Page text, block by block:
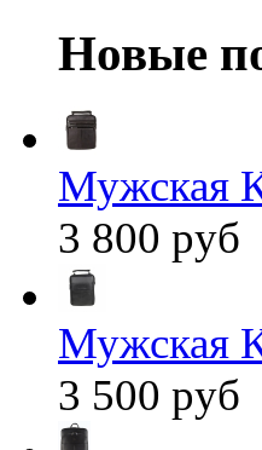
Новые
Мужская
3 800 руб
Мужская
3 500 руб